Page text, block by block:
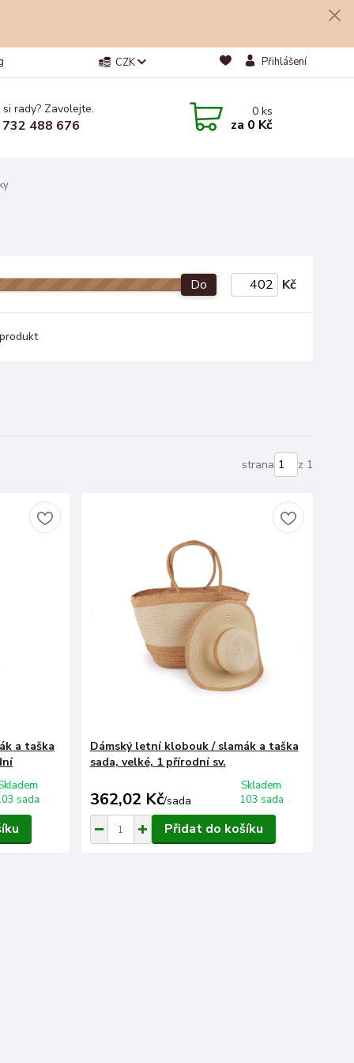
CZK Přihlášení
rady? Zavolejte.
488 676
0ks
za 0 Kč
Do Kč
strana z 1
a taška
sada
Dámský letní klobouk / slamák a taška
sada, velké, 1 přírodní sv.
362,02 Kč/sada
Skladem
103 sada
Přidat do košíku